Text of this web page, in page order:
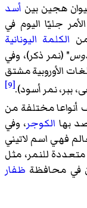
هجين بين أسد
الكلمة اليونانية
" (نمر ذكر)، وفي
الأوروبية مشتق
ببر، نمر أسود).[9]
مختلفة من
بها الكوجر، وفي
فهي اسم لاتيني
للنمر، مثل
في محافظة ظفار